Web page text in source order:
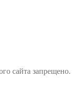
сайта запрещено.